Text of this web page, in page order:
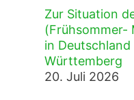
Zur Situation
(Frühsommer-
in
Württemberg
20. Juli 2026